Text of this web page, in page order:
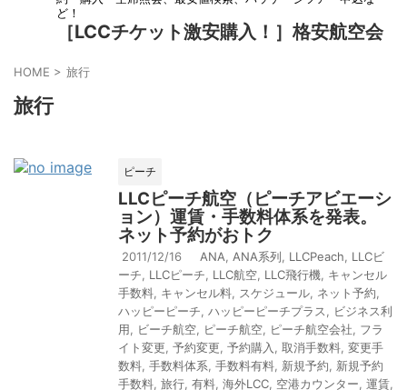
ど！
［LCCチケット激安購入！］格安航空会
HOME > 旅行
旅行
ピーチ
LLCピーチ航空（ピーチアビエーシ
ョン）運賃・手数料体系を発表。
ネット予約がおトク
2011/12/16 ANA ANA系列 LLCPeach
LLCビ
ーチ
LLCピーチ LLC航空 LLC飛行機 キャンセル
手数料 キャンセル料 スケジュール ネット予約
ハッピーピーチ ハッピーピーチプラス
ビジネス利
用
ビーチ航空 ピーチ航空 ピーチ航空会社
フラ
イト変更 予約変更 予約購入 取消手数料 変更手
数料 手数料体系 手数料有料 新規予約
新規予約
手数料 旅行 有料 海外LCC 空港カウンター 運賃